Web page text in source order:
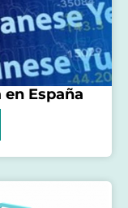
España